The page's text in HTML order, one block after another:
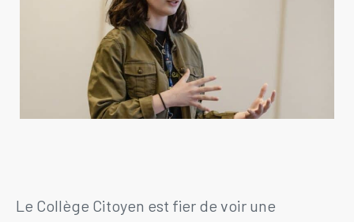
Le Collège Citoyen est fier de voir une